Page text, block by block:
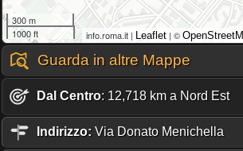
300 m
1000 ft
info.roma.it | Leaflet | ©
Guarda in altre Mappe
Dal Centro: 12,718 km a Nord Est
Indirizzo: Via Donato Menichella